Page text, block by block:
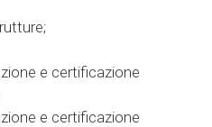
e certificazione
e certificazione